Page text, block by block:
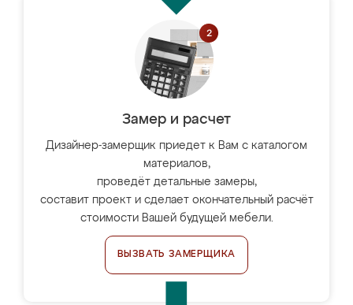
Замер и расчет
Дизайнер-замерщик приедет к Вам с каталогом
материалов,
проведёт детальные замеры,
составит проект и сделает окончательный расчёт
стоимости Вашей будущей мебели.
ВЫЗВАТЬ ЗАМЕРЩИКА